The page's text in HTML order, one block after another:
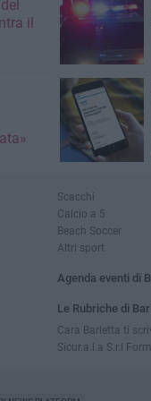
il
Scacchi
Calcio a 5
Beach Soccer
Altri sport
Agenda eventi di
Le Rubriche di
Cara Barletta ti
Sicur.a.l.a S.r.l